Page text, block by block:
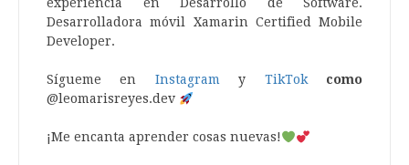
experiencia en Desarrollo de Software.
Desarrolladora móvil Xamarin Certified Mobile
Developer.
Sígueme en Instagramy TikTokcomo
@leomarisreyes.dev
¡Me encanta aprender cosas nuevas!